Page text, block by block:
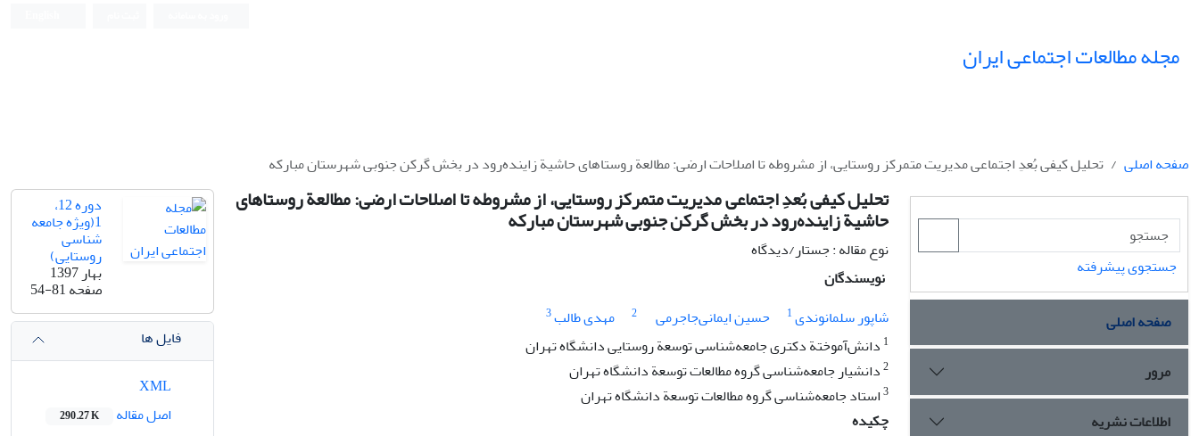
مجله مطالعات اجتماعی ایران
صفحه اصلی تحلیل کیفی بُعدِ اجتماعی مدیریت متمرکز روستایی، از مشروطه تا اصلاحات ارضی: مطالعة روستاهای حاشیة زاینده‌رود در بخش گرکن جنوبی شهرستان مبارکه
تحلیل کیفی بُعدِ اجتماعی مدیریت متمرکز روستایی، از مشروطه تا اصلاحات ارضی: مطالعة روستاهای
حاشیة زاینده‌رود در بخش گرکن جنوبی شهرستان مبارکه
نوع مقاله : جستار/دیدگاه
نویسندگان
شاپور سلمانوندی1 حسین ایمانی‌جاجرمی 2 مهدی طالب3
1 دانش‌آموختة دکتری جامعه‌شناسی توسعة روستایی دانشگاه تهران
2دانشیار جامعه‌شناسی گروه مطالعات توسعة دانشگاه تهران
3استاد جامعه‌شناسی گروه مطالعات توسعة دانشگاه تهران
چکیده
دوره 12،
1(ویژه جامعه
شناسی
روستایی)
بهار 1397
صفحه54-81
فایل ها
اصل مقاله
290.27 K
جستجوی پیشرفته
صفحه اصلی
مرور
اطلاعات نشریه